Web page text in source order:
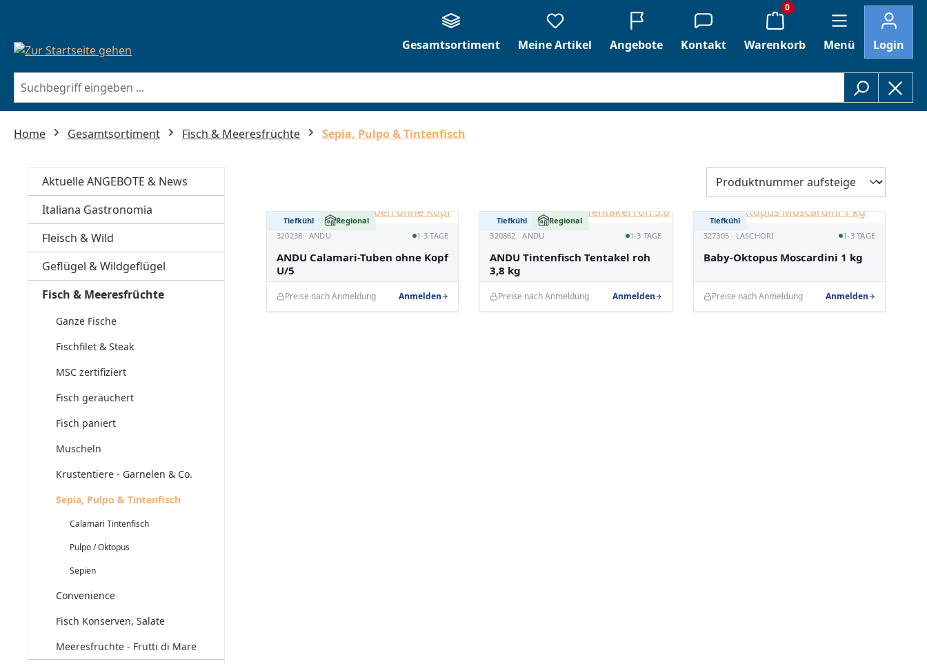
Gesamtsortiment
Meine Artikel Angebote Kontakt
0
Warenkorb Menü Login
Home Gesamtsortiment Fisch & Meeresfrüchte Sepia, Pulpo & Tintenfisch
Aktuelle ANGEBOTE & News
Italiana Gastronomia
Fleisch & Wild
Geflügel & Wildgeflügel
Fisch & Meeresfrüchte
Ganze Fische
Fischfilet & Steak
MSC zertifiziert
Fisch geräuchert
Fisch paniert
Muscheln
Krustentiere - Garnelen & Co.
Sepia, Pulpo & Tintenfisch
Calamari Tintenfisch
Pulpo / Oktopus
Sepien
Convenience
Fisch Konserven, Salate
Meeresfrüchte - Frutti di Mare
Tiefkühl
Regional
320238 · ANDU
1-3 TAGE
ANDU Calamari-Tuben ohne Kopf
U/5
Preise nach Anmeldung Anmelden
Tiefkühl
Regional
320862 · ANDU
1-3 TAGE
ANDU Tintenfisch Tentakel roh
3,8 kg
Preise nach Anmeldung Anmelden
Tiefkühl
327305 · LASCHORI
1-3 TAGE
Baby-Oktopus Moscardini 1 kg
Preise nach Anmeldung Anmelden